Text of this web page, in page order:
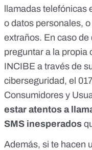
llamadas telefónicas
o datos personales,
extraños. En caso
preguntar a la propia
INCIBE a través de
ciberseguridad, el 017
Consumidores y
estar atentos a
SMS inesperados
Además, si te hacen